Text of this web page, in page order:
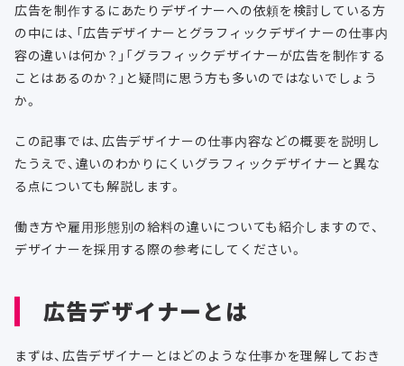
広告を制作するにあたりデザイナーへの依頼を検討している方
の中には、「広告デザイナーとグラフィックデザイナーの仕事内
容の違いは何か？」「グラフィックデザイナーが広告を制作する
ことはあるのか？」と疑問に思う方も多いのではないでしょう
か。
この記事では、広告デザイナーの仕事内容などの概要を説明し
たうえで、違いのわかりにくいグラフィックデザイナーと異な
る点についても解説します。
働き方や雇用形態別の給料の違いについても紹介しますので、
デザイナーを採用する際の参考にしてください。
広告デザイナーとは
まずは、広告デザイナーとはどのような仕事かを理解しておき